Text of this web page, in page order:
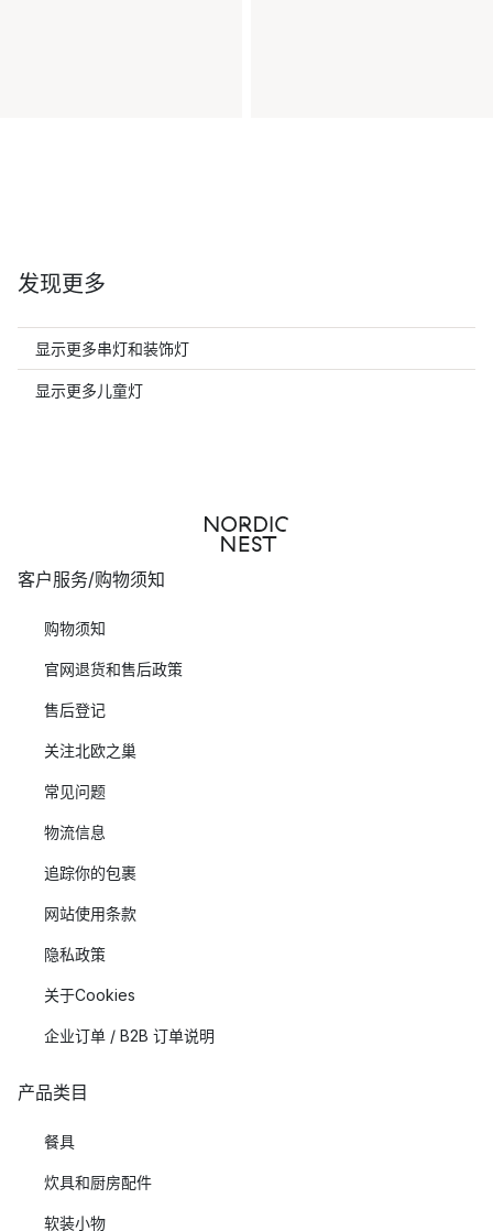
发现更多
显示更多串灯和装饰灯
显示更多儿童灯
客户服务/购物须知
购物须知
官网退货和售后政策
售后登记
关注北欧之巢
常见问题
物流信息
追踪你的包裹
网站使用条款
隐私政策
关于Cookies
企业订单 / B2B 订单说明
产品类目
餐具
炊具和厨房配件
软装小物